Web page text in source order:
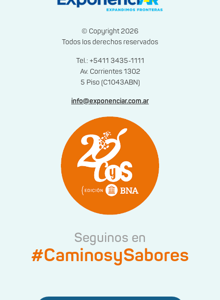
© Copyright 2026
Todos los derechos reservados
Tel.: +5411 3435-1111
Av. Corrientes 1302
5 Piso (C1043ABN)
info@exponenciar.com.ar
Seguinos en
#CaminosySabores